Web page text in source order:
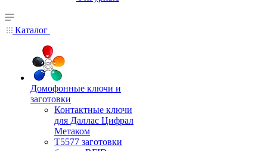
Каталог
Домофонные ключи и
заготовки
Контактные ключи
для Даллас Цифрал
Метаком
T5577 заготовки